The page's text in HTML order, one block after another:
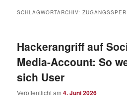
SCHLAGWORTARCHIV:
Hackerangriff auf
Media-Account: So
sich User
Veröffentlicht am4. Juni 2026